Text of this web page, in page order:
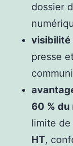
dossier
visibilité
presse
60 %
limite de
HT,